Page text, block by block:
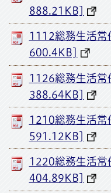
888.21KB]
1112総務生活常
600.4KB]
1126総務生活常
388.64KB]
1210総務生活常
591.12KB]
1220総務生活常
404.89KB]